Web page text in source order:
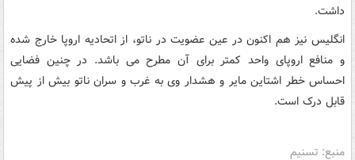
داشت.
انگلیس نیز هم اکنون در عین عضویت در ناتو، از اتحادیه اروپا خارج شده
و منافع اروپای واحد کمتر برای آن مطرح می باشد. در چنین فضایی
احساس خطر اشتاین مایر و هشدار وی به غرب و سران ناتو بیش از پیش
قابل درک است.
منبع: تسنیم